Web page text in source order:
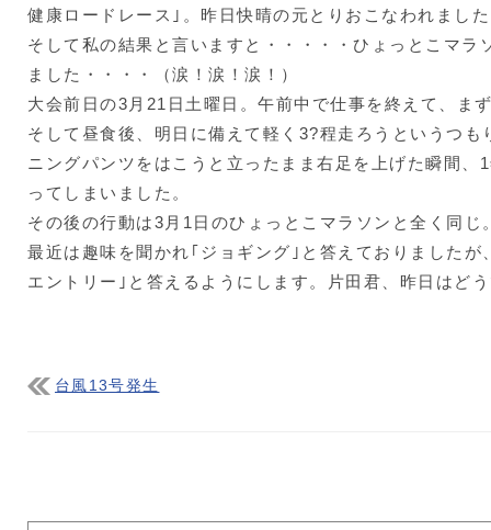
健康ロードレース｣。昨日快晴の元とりおこなわれまし
そして私の結果と言いますと・・・・・ひょっとこマラ
ました・・・・（涙！涙！涙！）
大会前日の3月21日土曜日。午前中で仕事を終えて、ま
そして昼食後、明日に備えて軽く3?程走ろうというつも
ニングパンツをはこうと立ったまま右足を上げた瞬間、
ってしまいました。
その後の行動は3月1日のひょっとこマラソンと全く同じ
最近は趣味を聞かれ｢ジョギング｣と答えておりましたが
エントリー｣と答えるようにします。片田君、昨日はど
台風13号発生